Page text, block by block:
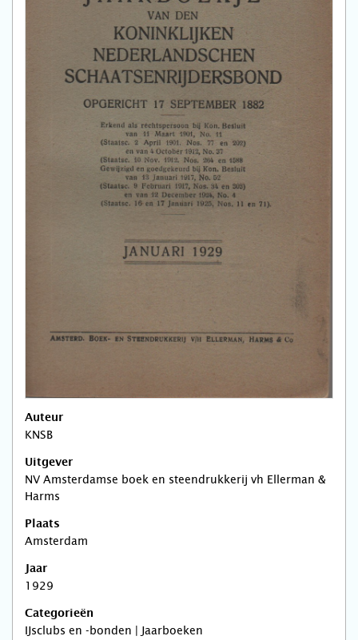
Auteur
KNSB
Uitgever
NV Amsterdamse boek en steendrukkerij vh Ellerman &
Harms
Plaats
Amsterdam
Jaar
1929
Categorieën
IJsclubs en -bonden | Jaarboeken